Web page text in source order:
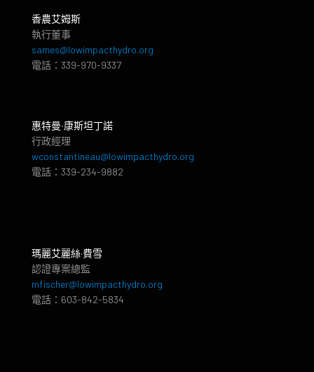
香農艾姆斯
執行董事
sames@lowimpacthydro.org
電話：339-970-9337
惠特曼‧康斯坦丁諾
行政經理
wconstantineau@lowimpacthydro.org
電話：339-234-9882
瑪麗艾麗絲·費雪
認證專案總監
mfischer@lowimpacthydro.org
電話：603-842-5834